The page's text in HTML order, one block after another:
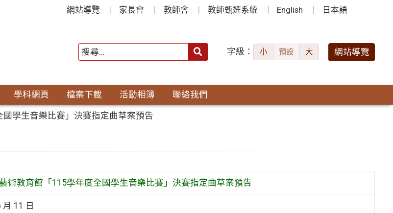
網站導覽 家長會 教師會 教師甄選系統 English 日本語
字級： 小 預設 大 網站導覽
學科網頁 檔案下載 活動相簿 聯絡我們
學生音樂比賽」決賽指定曲草案預告
術教育館「115學年度全國學生音樂比賽」決賽指定曲草案預告
月 11 日